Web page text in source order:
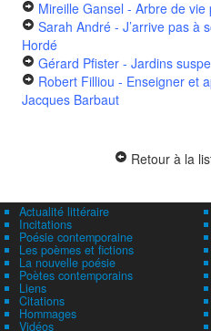
Mireille Gansel - Arbre de vie
Sarah André - J’arrive pas à
Hordé
Gérard Pfister - Jardins
Robert Filliou - Enseigner et
Jacques Barbaut
Retour à la
Actualité littéraire
Incitations
Poésie contemporaine
Les poèmes et fictions
La nouvelle poésie
Poètes contemporains
Liens
Citations
Hommages
Vidéos